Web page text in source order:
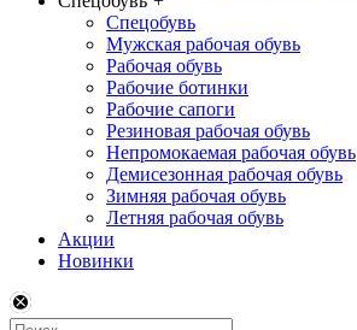
Спецобувь
Мужская рабочая обувь
Рабочая обувь
Рабочие ботинки
Рабочие сапоги
Резиновая рабочая обувь
Непромокаемая рабочая обувь
Демисезонная рабочая обувь
Зимняя рабочая обувь
Летняя рабочая обувь
Акции
Новинки